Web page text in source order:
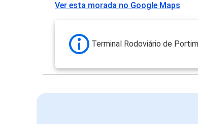
Ver esta morada no Google Maps
Terminal Rodoviário de